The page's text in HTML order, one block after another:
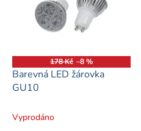
178 Kč –8 %
Barevná LED žárovka
GU10
Vyprodáno